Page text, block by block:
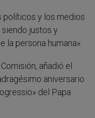
políticos y los medios
justos y
la persona humana».
añadió el
aniversario
del Papa